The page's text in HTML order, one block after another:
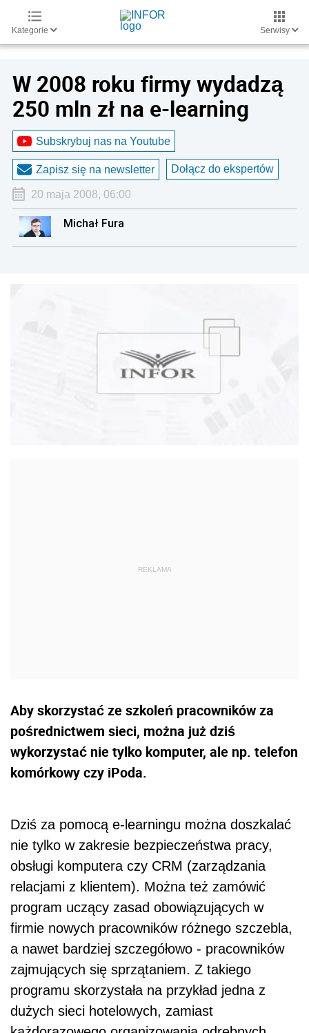
Kategorie Serwisy
W 2008 roku firmy wydadzą
250 mln zł na e-learning
Subskrybuj nas na Youtube
Zapisz się na newsletter Dołącz do ekspertów
20 maja 2008, 06:00
Michał Fura
Aby skorzystać ze szkoleń pracowników za
pośrednictwem sieci, można już dziś
wykorzystać nie tylko komputer, ale np. telefon
komórkowy czy iPoda.
Dziś za pomocą e-learningu można doszkalać
nie tylko w zakresie bezpieczeństwa pracy,
obsługi komputera czy CRM (zarządzania
relacjami z klientem). Można też zamówić
program uczący zasad obowiązujących w
firmie nowych pracowników różnego szczebla,
a nawet bardziej szczegółowo - pracowników
zajmujących się sprzątaniem. Z takiego
programu skorzystała na przykład jedna z
dużych sieci hotelowych, zamiast